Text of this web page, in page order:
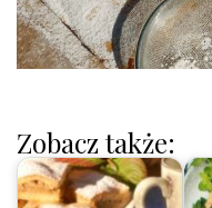
Zobacz także: